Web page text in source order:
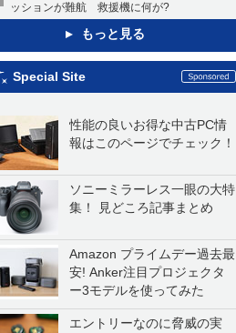
ッションが難航 救援機に何が?
もっと見る
Special Site
性能の良いお得な中古PC情
報はこのページでチェック！
ソニーミラーレス一眼の大特
集！ 見どころ記事まとめ
Amazon プライムデー過去最
安! Anker注目プロジェクタ
ー3モデルを使ってみた
エントリーなのに脅威の実